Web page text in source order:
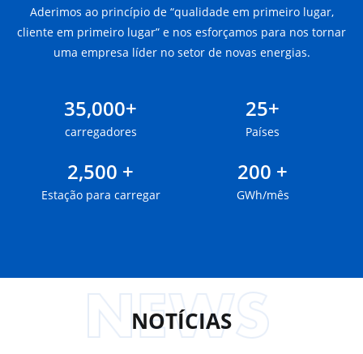
Aderimos ao princípio de “qualidade em primeiro lugar,
cliente em primeiro lugar” e nos esforçamos para nos tornar
uma empresa líder no setor de novas energias.
35,000+
carregadores
25+
Países
2,500 +
Estação para carregar
200 +
GWh/mês
NOTÍCIAS